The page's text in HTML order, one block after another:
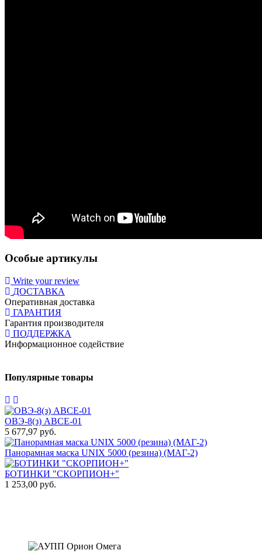
Особые артикулы
Write your review
ДОСТАВКА
Оперативная доставка
ГАРАНТИЯ
Гарантия производителя
ПОДДЕРЖКА
Информационное содействие
Популярные товары
ОВЭ-8(з) АВCЕ-01
5 677,97 руб.
Панорамная маска UNIX 5000 (резина) (МАГ-2)
БОТИНКИ "СКОРПИОН+"
1 253,00 руб.